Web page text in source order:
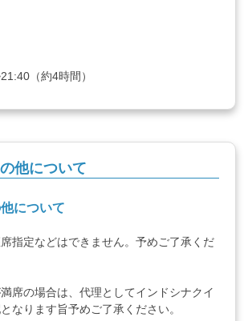
（約4時間）
他について
について
席指定などはできません。予めご了承くだ
席の場合は、代理としてインドシナクイ
なります旨予めご了承ください。